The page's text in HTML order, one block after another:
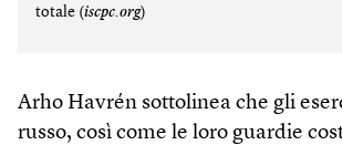
totale (iscpc.org)
Arho Havrén sottolinea che gli
russo, così come le loro guardie